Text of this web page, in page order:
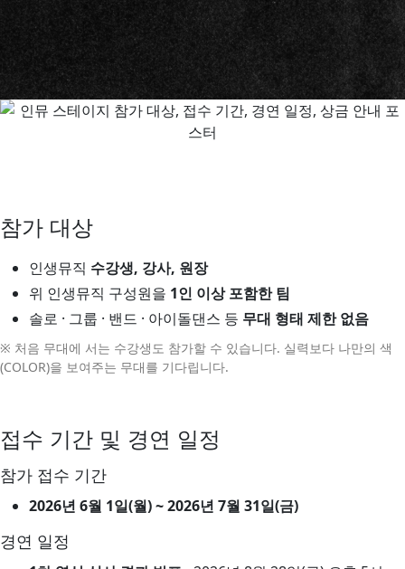
참가 대상
인생뮤직 수강생, 강사, 원장
위 인생뮤직 구성원을 1인 이상 포함한 팀
솔로 · 그룹 · 밴드 · 아이돌댄스 등 무대 형태 제한 없음
※ 처음 무대에 서는 수강생도 참가할 수 있습니다. 실력보다 나만의 색
(COLOR)을 보여주는 무대를 기다립니다.
접수 기간 및 경연 일정
참가 접수 기간
2026년 6월 1일(월) ~ 2026년 7월 31일(금)
경연 일정